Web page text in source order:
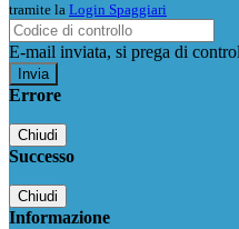
tramite la Login Spaggiari
E-mail inviata, si prega di
Errore
Chiudi
Successo
Chiudi
Informazione